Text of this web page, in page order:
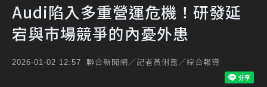
Audi陷入多重營運危機！研發延
宕與市場競爭的內憂外患
2026-01-02 12:57 聯合新聞網／記者黃俐嘉／綜合報導